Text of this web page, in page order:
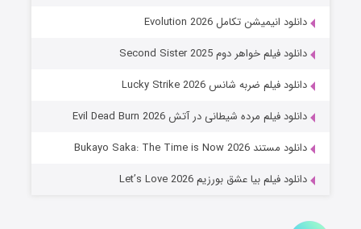
جادوگری در مغولستان
دانلود انیمیشن تکامل Evolution 2026
دانلود فیلم خواهر دوم Second Sister 2025
دانلود فیلم ضربه شانس Lucky Strike 2026
دانلود فیلم مرده شیطانی در آتش Evil Dead Burn 2026
دانلود مستند Bukayo Saka: The Time is Now 2026
دانلود فیلم بیا عشق بورزیم Let’s Love 2026